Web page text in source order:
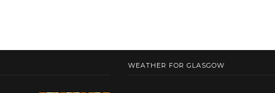
WEATHER FOR GLASGOW